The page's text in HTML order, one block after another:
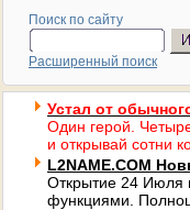
Поиск по сайту
Расширенный поиск
Устал от
Один герой.
и открывай сотни
L2NAME.COM
Открытие 24 Июля
функциями.